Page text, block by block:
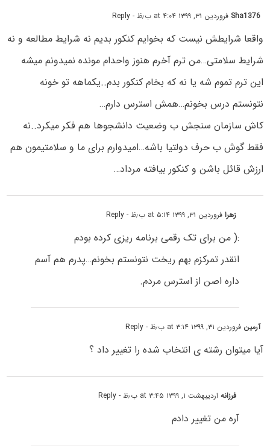
Sha1376 فروردین ۳۱, ۱۳۹۹ at ۴:۰۴ ب٫ظ - Reply
واقعا شرایطش نیست که بخوایم کنکور بدیم نه شرایط مطالعه و نه
شرایط سلامتی…من ترم آخرم هنوز واحدام مونده نمیدونم میشه
این ترم تموم شه یا نه که بخام کنکور بدم..یکماهه تو خونه
نتونستم درس بخونم…همش استرس دارم…
کاش سازمان سنجش ب وضعیت دانشجوها هم فکر میکرد..نه
فقط گوش ب حرف دولتیا باشه…امیدوارم برای ما و سلامتیمون هم
ارزش قائل باشن و کنکور بیافته مرداد…
زهرافروردین ۳۱, ۱۳۹۹ at ۵:۱۴ ب٫ظ - Reply
:( من برای تک رقمی برنامه ریزی کرده بودم
انقدر تمرکزم بهم ریخت نتونستم بخونم…پدرم هم آسم
داره اصن از استرس مردم.
آرمین فروردین ۳۱, ۱۳۹۹ at ۳:۱۴ ب٫ظ - Reply
آیا میتوان رشته ی انتخاب شده را تغییر داد ؟
فرزانهاردیبهشت ۱, ۱۳۹۹ at ۳:۴۵ ب٫ظ - Reply
آره من تغییر دادم